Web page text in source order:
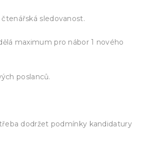
sledovanost.
maximum pro nábor 1 nového
poslanců.
dodržet podmínky kandidatury